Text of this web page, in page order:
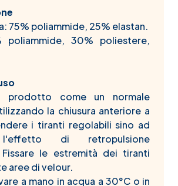
75% poliammide, 25% elastan.
poliammide, 30% poliestere,
prodotto come un normale
la chiusura anteriore a
i tiranti regolabili sino ad
di retropulsione
le estremità dei tiranti
aree di velour.
a mano in acqua a 30°C o in